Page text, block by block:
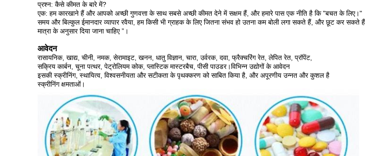
प्रश्न: कैसे कीमत के बारे में?
एक: हम कारखाने हैं और आपको अच्छी गुणवत्ता के साथ सबसे अच्छी कीमत देने में सक्षम हैं, और हमारे पास एक नीति है कि "बचत के लिए।"
समय और बिल्कुल ईमानदार व्यापार रवैया, हम किसी भी ग्राहक के लिए जितना संभव हो उतना कम बोली लगा सकते हैं, और छूट कर सकते हैं
मात्रा के अनुसार दिया जाना चाहिए ”।
आवेदन
रासायनिक, खाद्य, चीनी, नमक, सेरामाइट, खनन, धातु विज्ञान, चारा, उर्वरक, दवा, फ्रैक्चरिंग रेत, लेपित रेत, प्रॉपेंट,
सक्रिय कार्बन, चूना पत्थर, पेट्रोलियम कोक, प्लास्टिक मास्टरबैच, पीसी पाउडर।विभिन्न उद्योगों के आवेदन
इसकी स्क्रीनिंग, स्थायित्व, विश्वसनीयता और सटीकता के पृथक्करण को साबित किया है, और अपूरणीय उन्नत और कुशल है
स्क्रीनिंग क्षमताओं।